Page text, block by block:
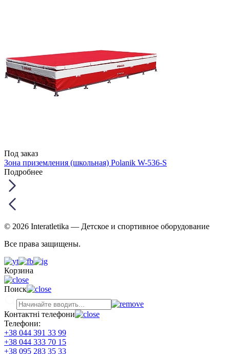
Под заказ
Зона приземления (школьная) Polanik W-536-S
Подробнее
© 2026 Interatletika — Детское и спортивное оборудование
Все права защищены.
Корзина
Поиск
Контактні телефони
Телефони:
+38 044 391 33 99
+38 044 333 70 15
+38 095 283 35 33